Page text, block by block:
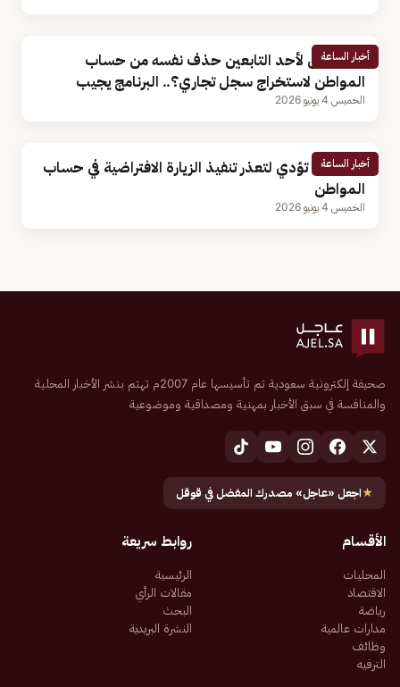
أخبار الساعة
هل يمكن لأحد التابعين حذف نفسه من حساب
المواطن لاستخراج سجل تجاري؟.. البرنامج يجيب
الخميس 4 يونيو 2026
أخبار الساعة
5 أسباب تؤدي لتعذر تنفيذ الزيارة الافتراضية في حساب
المواطن
الخميس 4 يونيو 2026
صحيفة إلكترونية سعودية تم تأسيسها عام 2007م تهتم بنشر الأخبار المحلية
والمنافسة في سبق الأخبار بمهنية ومصداقية وموضوعية
★اجعل «عاجل» مصدرك المفضل في قوقل
الأقسام
المحليات
الاقتصاد
رياضة
مدارات عالمية
وظائف
الترفيه
روابط سريعة
الرئيسية
مقالات الرأي
البحث
النشرة البريدية